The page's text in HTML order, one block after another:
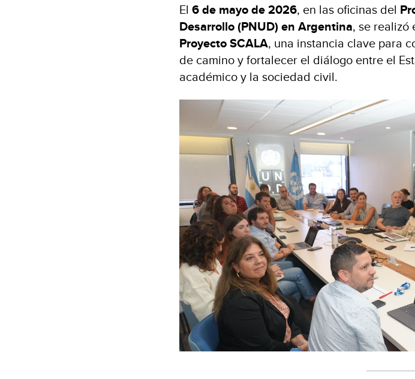
El 6 de mayo de 2026, en las oficinas del
Desarrollo (PNUD) en Argentina, se realizó
Proyecto SCALA, una instancia clave para
de camino y fortalecer el diálogo entre el
académico y la sociedad civil.